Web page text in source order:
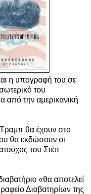
η υπογραφή του σε
του
από την αμερικανική
θα έχουν στο
θα εκδώσουν οι
του Στέιτ
«θα αποτελεί
Διαβατηρίων της